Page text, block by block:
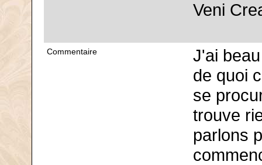
Veni
Commentaire
J'ai
de quoi
se
trouve
parlons